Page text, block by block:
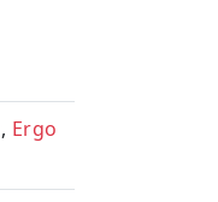
, Ergo